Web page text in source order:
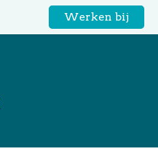
Werken bij